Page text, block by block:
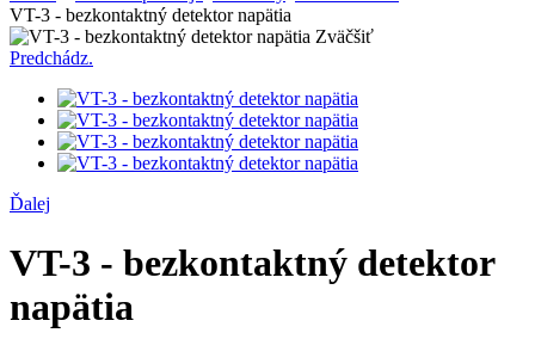
VT-3 - bezkontaktný detektor napätia
Zväčšiť
Predchádz.
Ďalej
VT-3 - bezkontaktný detektor
napätia